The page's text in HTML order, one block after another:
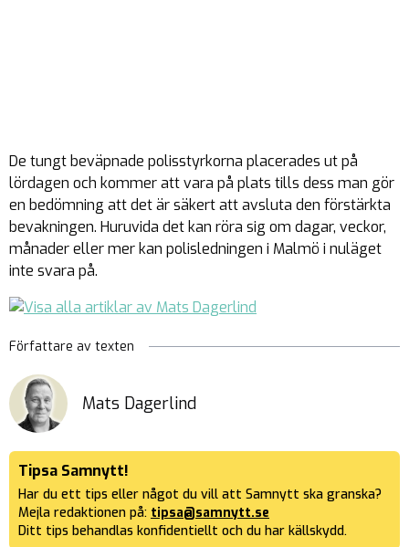
De tungt beväpnade polisstyrkorna placerades ut på
lördagen och kommer att vara på plats tills dess man gör
en bedömning att det är säkert att avsluta den förstärkta
bevakningen. Huruvida det kan röra sig om dagar, veckor,
månader eller mer kan polisledningen i Malmö i nuläget
inte svara på.
Författare av texten
Mats Dagerlind
Tipsa Samnytt!
Har du ett tips eller något du vill att Samnytt ska granska?
Mejla redaktionen på: tipsa@samnytt.se
Ditt tips behandlas konfidentiellt och du har källskydd.